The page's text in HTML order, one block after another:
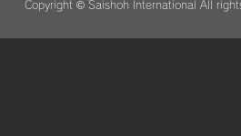
Copyright © Saishoh International All